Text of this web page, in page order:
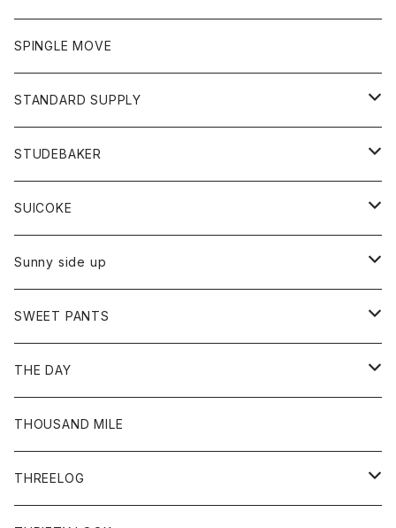
トレーナー
ショートパンツ
スカート
レディース
スカート
Tシャツ
アクセサリー
バック
グローブ
トップス
カットソー
カーディガン
ボトム
ショートパンツ
パンツ
レディース
カットソー
カーディガン
ワンピース
チノパン
ポロシャツ
ベスト
靴
ワンピース
トップス
カットソー
ボトム
パンツ
オーバーオール
SPINGLE MOVE
STANDARD SUPPLY
財布
バッグ
STUDEBAKER
アクセサリー
ブレスレット
リング
SUICOKE
ブーツ
サンダル
Sunny side up
アウター
Ｇジャン
ボトム
ジーンズ
SWEET PANTS
ボトム
ショートパンツ
THE DAY
トップス
Tシャツ
THOUSAND MILE
THREELOG